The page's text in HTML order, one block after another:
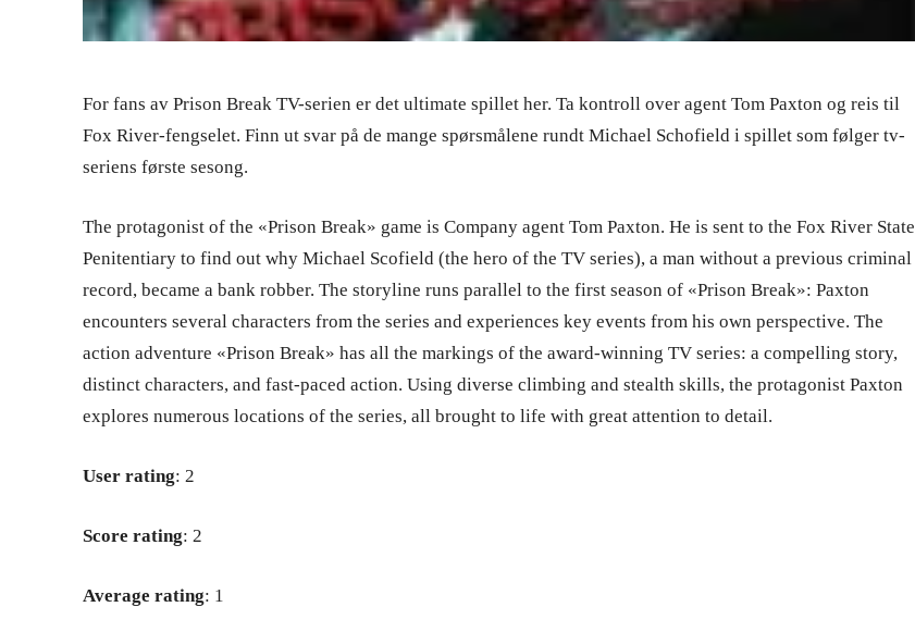
For fans av Prison Break TV-serien er det ultimate spillet her. Ta kontroll over agent Tom Paxton og reis til
Fox River-fengselet. Finn ut svar på de mange spørsmålene rundt Michael Schofield i spillet som følger tv-
seriens første sesong.
The protagonist of the «Prison Break» game is Company agent Tom Paxton. He is sent to the Fox River State
Penitentiary to find out why Michael Scofield (the hero of the TV series), a man without a previous criminal
record, became a bank robber. The storyline runs parallel to the first season of «Prison Break»: Paxton
encounters several characters from the series and experiences key events from his own perspective. The
action adventure «Prison Break» has all the markings of the award-winning TV series: a compelling story,
distinct characters, and fast-paced action. Using diverse climbing and stealth skills, the protagonist Paxton
explores numerous locations of the series, all brought to life with great attention to detail.
User rating: 2
Score rating: 2
Average rating: 1